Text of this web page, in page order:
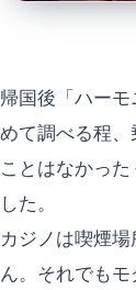
帰国後「ハー
めて調べる程
ことはなかっ
した。
カジノは喫煙
ん。それでも